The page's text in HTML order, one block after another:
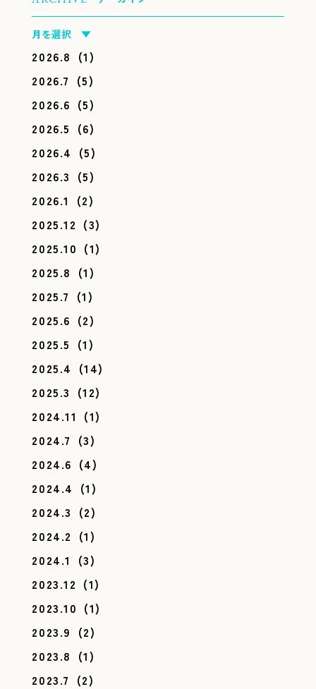
月を選択 ▼
2026.8 (1)
2026.7 (5)
2026.6 (5)
2026.5 (6)
2026.4 (5)
2026.3 (5)
2026.1
(2)
2025.12 (3)
2025.10 (1)
2025.8 (1)
2025.7 (1)
2025.6 (2)
2025.5 (1)
2025.4 (14)
2025.3 (12)
2024.11 (1)
2024.7 (3)
2024.6 (4)
2024.4 (1)
2024.3 (2)
2024.2 (1)
2024.1
(3)
2023.12 (1)
2023.10 (1)
2023.9 (2)
2023.8 (1)
2023.7 (2)